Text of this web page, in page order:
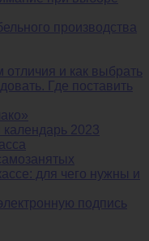
производства
и как выбрать
Где поставить
2023
для чего нужны и
подпись